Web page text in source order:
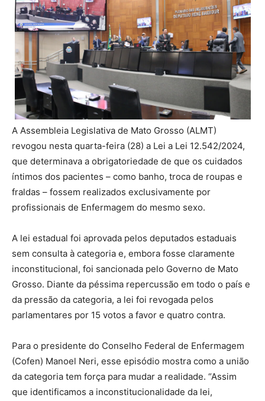
A Assembleia Legislativa de Mato Grosso (ALMT)
revogou nesta quarta-feira (28) a Lei a Lei 12.542/2024,
que determinava a obrigatoriedade de que os cuidados
íntimos dos pacientes – como banho, troca de roupas e
fraldas – fossem realizados exclusivamente por
profissionais de Enfermagem do mesmo sexo.
A lei estadual foi aprovada pelos deputados estaduais
sem consulta à categoria e, embora fosse claramente
inconstitucional, foi sancionada pelo Governo de Mato
Grosso. Diante da péssima repercussão em todo o país e
da pressão da categoria, a lei foi revogada pelos
parlamentares por 15 votos a favor e quatro contra.
Para o presidente do Conselho Federal de Enfermagem
(Cofen) Manoel Neri, esse episódio mostra como a união
da categoria tem força para mudar a realidade. “Assim
que identificamos a inconstitucionalidade da lei,